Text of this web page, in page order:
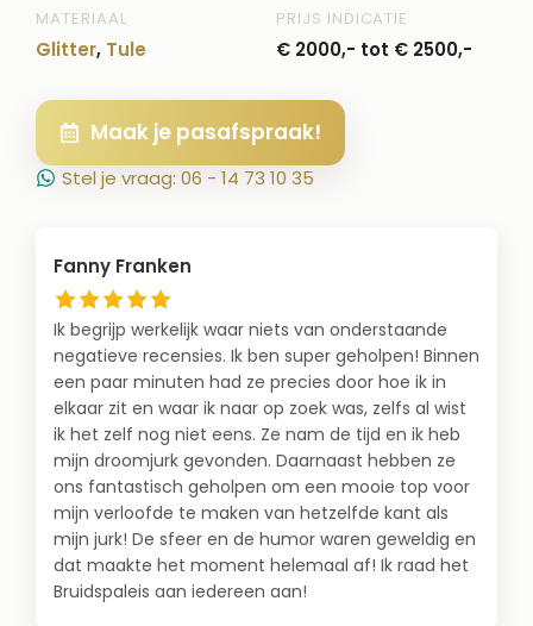
MATERIAAL
Glitter, Tule
PRIJS INDICATIE
€ 2000,- tot € 2500,-
Maak je pasafspraak!
Stel je vraag: 06 - 14 73 10 35
Fanny Franken
Ik begrijp werkelijk waar niets van onderstaande
negatieve recensies. Ik ben super geholpen! Binnen
een paar minuten had ze precies door hoe ik in
elkaar zit en waar ik naar op zoek was, zelfs al wist
ik het zelf nog niet eens. Ze nam de tijd en ik heb
mijn droomjurk gevonden. Daarnaast hebben ze
ons fantastisch geholpen om een mooie top voor
mijn verloofde te maken van hetzelfde kant als
mijn jurk! De sfeer en de humor waren geweldig en
dat maakte het moment helemaal af! Ik raad het
Bruidspaleis aan iedereen aan!